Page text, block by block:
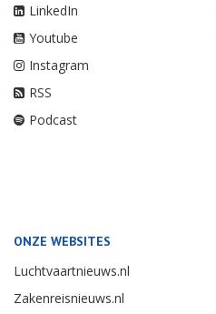
LinkedIn
Youtube
Instagram
RSS
Podcast
ONZE WEBSITES
Luchtvaartnieuws.nl
Zakenreisnieuws.nl